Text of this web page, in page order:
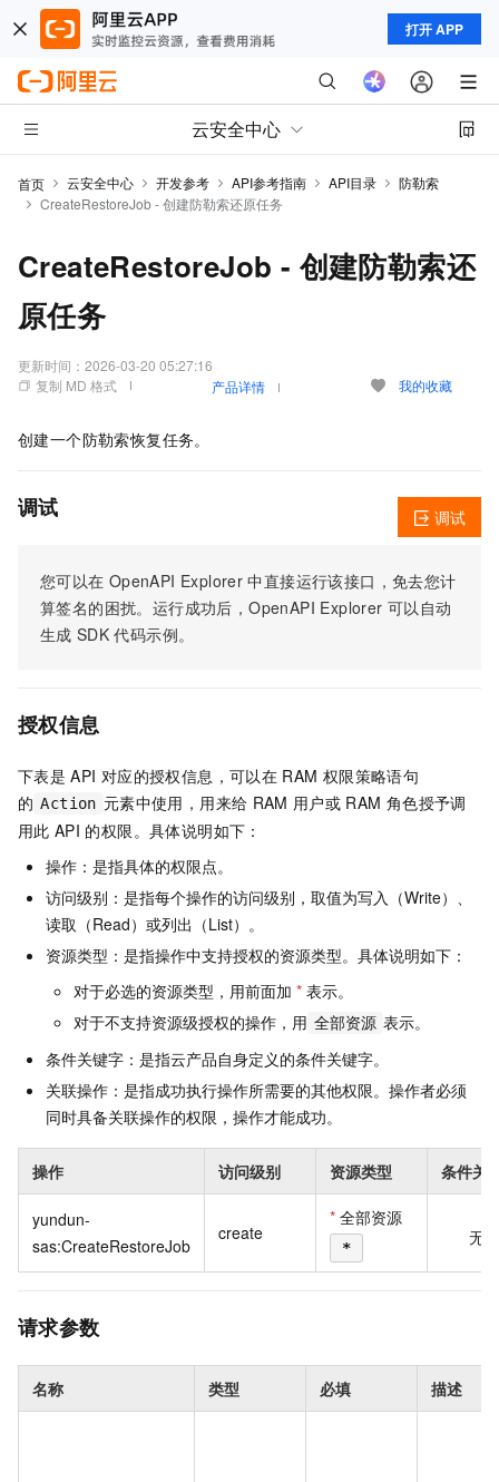
打开 APP
云安全中心
首页 云安全中心 开发参考 API参考指南 API目录
防勒索
CreateRestoreJob - 创建防勒索还原任务
CreateRestoreJob - 创建防勒索还
原任务
更新时间： 2026-03-20 05:27:16
复制 MD 格式
产品详情 我的收藏
创建一个防勒索恢复任务。
调试
您可以在 OpenAPI Explorer 中直接运行该接口，免去您计
算签名的困扰。运行成功后，OpenAPI Explorer 可以自动
生成 SDK 代码示例。
调试
授权信息
下表是 API 对应的授权信息，可以在 RAM 权限策略语句
的 Action 元素中使用，用来给 RAM 用户或 RAM 角色授予调
用此 API 的权限。具体说明如下：
操作：是指具体的权限点。
访问级别：是指每个操作的访问级别，取值为写入（Write）、
读取（Read）或列出（List）。
资源类型：是指操作中支持授权的资源类型。具体说明如下：
对于必选的资源类型，用前面加 * 表示。
对于不支持资源级授权的操作，用 全部资源 表示。
条件关键字：是指云产品自身定义的条件关键字。
关联操作：是指成功执行操作所需要的其他权限。操作者必须
同时具备关联操作的权限，操作才能成功。
操作 访问级别 资源类型 条件关
yundun-
sas:CreateRestoreJob
create
* 全部资源
* 无
请求参数
名称 类型 必填 描述